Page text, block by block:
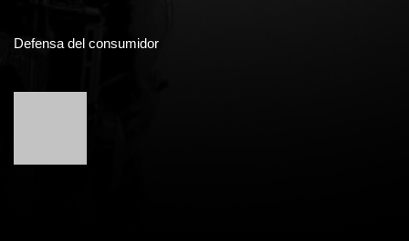
Defensa del consumidor